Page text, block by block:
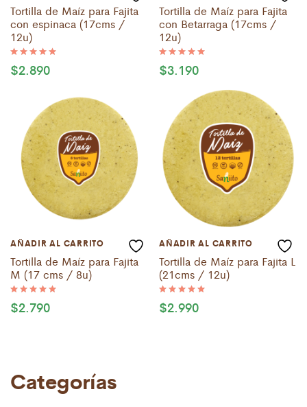
Tortilla de Maíz para Fajita
con espinaca (17cms /
12u)
Valorado
con
$2.890
Tortilla de Maíz para Fajita
con Betarraga (17cms /
12u)
Valorado
con
$3.190
AÑADIR AL CARRITO
Tortilla de Maíz para Fajita
M (17 cms / 8u)
Valorado
con
$2.790
AÑADIR AL CARRITO
Tortilla de Maíz para Fajita L
(21cms / 12u)
Valorado
con
$2.990
Categorías